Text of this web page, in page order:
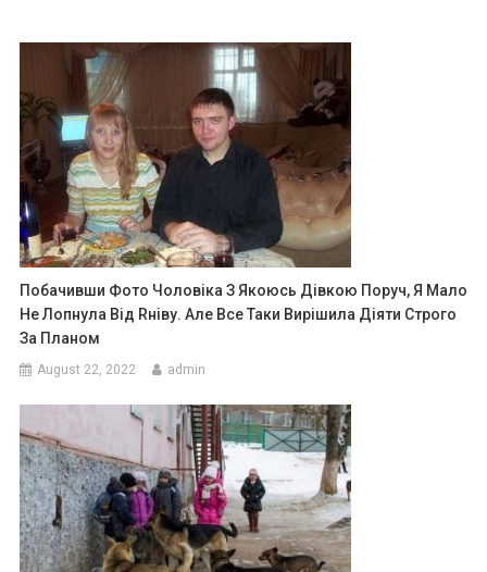
Побачивши Фото Чоловіка З Якоюсь Дівкою Поруч, Я Мало
Не Лопнула Від Rніву. Але Все Таки Вирішила Діяти Строго
За Планом
August 22, 2022 admin